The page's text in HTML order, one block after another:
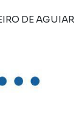
DE AGUIAR